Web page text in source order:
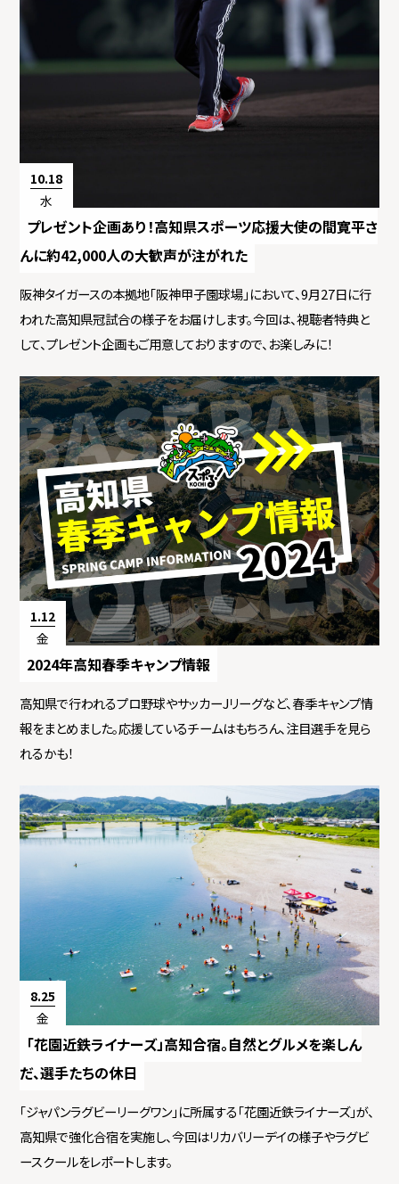
10.18
水
プレゼント企画あり！高知県スポーツ応援大使の間寛平さ
んに約42,000人の大歓声が注がれた
阪神タイガースの本拠地「阪神甲子園球場」において、9月27日に行
われた高知県冠試合の様子をお届けします。今回は、視聴者特典と
して、プレゼント企画もご用意しておりますので、お楽しみに！
1.12
金
2024年高知春季キャンプ情報
高知県で行われるプロ野球やサッカーJリーグなど、春季キャンプ情
報をまとめました。応援しているチームはもちろん、注目選手を見ら
れるかも！
8.25
金
「花園近鉄ライナーズ」高知合宿。自然とグルメを楽しん
だ、選手たちの休日
「ジャパンラグビーリーグワン」に所属する「花園近鉄ライナーズ」が、
高知県で強化合宿を実施し、今回はリカバリーデイの様子やラグビ
ースクールをレポートします。